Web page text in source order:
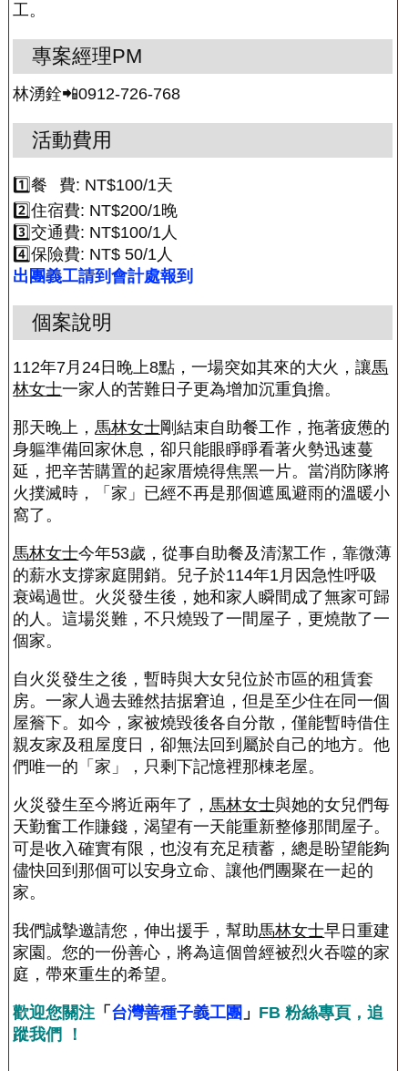
工。
專案經理PM
林湧銓📲0912-726-768
活動費用
1️⃣餐
費: NT$100/1天
2️⃣住宿費: NT$200/1晚
3️⃣交通費: NT$100/1人
4️⃣保險費: NT$ 50/1人
出團義工請到會計處報到
個案說明
112年7月24日晚上8點，一場突如其來的大火，讓馬
林女士一家人的苦難日子更為增加沉重負擔。
那天晚上，馬林女士剛結束自助餐工作，拖著疲憊的
身軀準備回家休息，卻只能眼睜睜看著火勢迅速蔓
延，把辛苦購置的起家厝燒得焦黑一片。當消防隊將
火撲滅時，「家」已經不再是那個遮風避雨的溫暖小
窩了。
馬林女士今年53歲，從事自助餐及清潔工作，靠微薄
的薪水支撐家庭開銷。兒子於114年1月因急性呼吸
衰竭過世。火災發生後，她和家人瞬間成了無家可歸
的人。這場災難，不只燒毀了一間屋子，更燒散了一
個家。
自火災發生之後，暫時與大女兒位於市區的租賃套
房。一家人過去雖然拮据窘迫，但是至少住在同一個
屋簷下。如今，家被燒毀後各自分散，僅能暫時借住
親友家及租屋度日，卻無法回到屬於自己的地方。他
們唯一的「家」，只剩下記憶裡那棟老屋。
火災發生至今將近兩年了，馬林女士與她的女兒們每
天勤奮工作賺錢，渴望有一天能重新整修那間屋子。
可是收入確實有限，也沒有充足積蓄，總是盼望能夠
儘快回到那個可以安身立命、讓他們團聚在一起的
家。
我們誠摯邀請您，伸出援手，幫助馬林女士早日重建
家園。您的一份善心，將為這個曾經被烈火吞噬的家
庭，帶來重生的希望。
歡迎您關注 「 台灣善種子義工團 」 FB 粉絲專頁，追
蹤我們 ！